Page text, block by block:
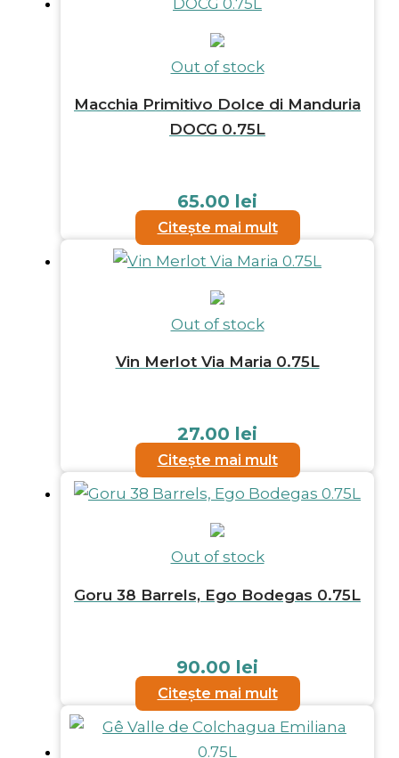
Out of stock
Macchia Primitivo Dolce di Manduria
DOCG 0.75L
65.00 lei
Citește mai mult
Out of stock
Vin Merlot Via Maria 0.75L
27.00 lei
Citește mai mult
Out of stock
Goru 38 Barrels, Ego Bodegas 0.75L
90.00 lei
Citește mai mult